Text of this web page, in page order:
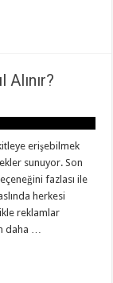
erişebilmek
sunuyor. Son
fazlası ile
herkesi
reklamlar
daha …